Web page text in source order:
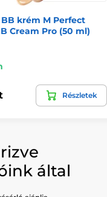
BB krém M Perfect
Cream Pro (50 ml)
Részletek
által